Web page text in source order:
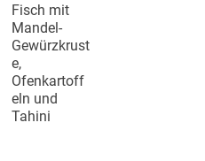
Fisch mit
Mandel-
Gewürzkrust
e,
Ofenkartoff
eln und
Tahini